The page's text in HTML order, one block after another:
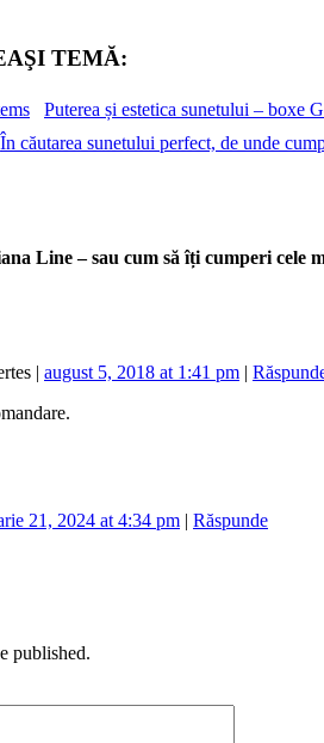
TEMĂ:
Puterea și estetica sunetului – boxe
În căutarea sunetului perfect, de unde
Line – sau cum să îți cumperi cele
| august 5, 2018 at 1:41 pm |
21, 2024 at 4:34 pm | Răspunde
published.